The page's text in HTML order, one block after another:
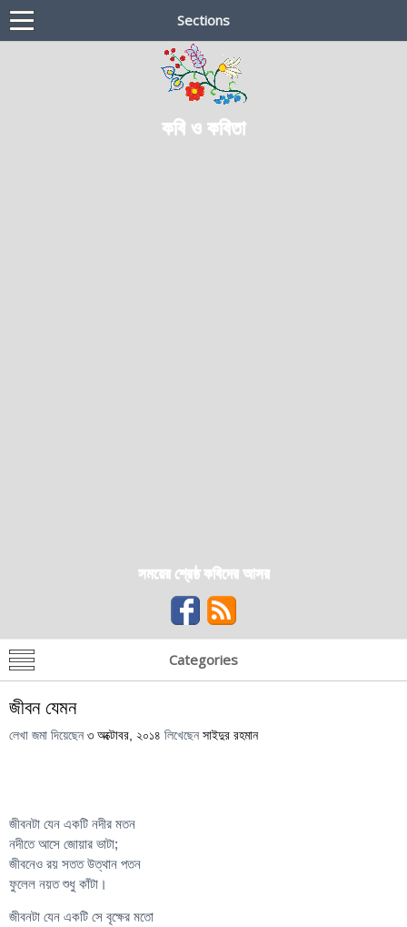
Sections
কবি ও কবিতা
সময়ের শ্রেষ্ঠ কবিদের আসর
Categories
জীবন যেমন
লেখা জমা দিয়েছেন ৩ অক্টোবর, ২০১৪ লিখেছেন সাইদুর রহমান
জীবনটা যেন একটি নদীর মতন
নদীতে আসে জোয়ার ভাটা;
জীবনেও রয় সতত উত্থান পতন
ফুলেল নয়ত শুধু কাঁটা।
জীবনটা যেন একটি সে বৃক্ষের মতো